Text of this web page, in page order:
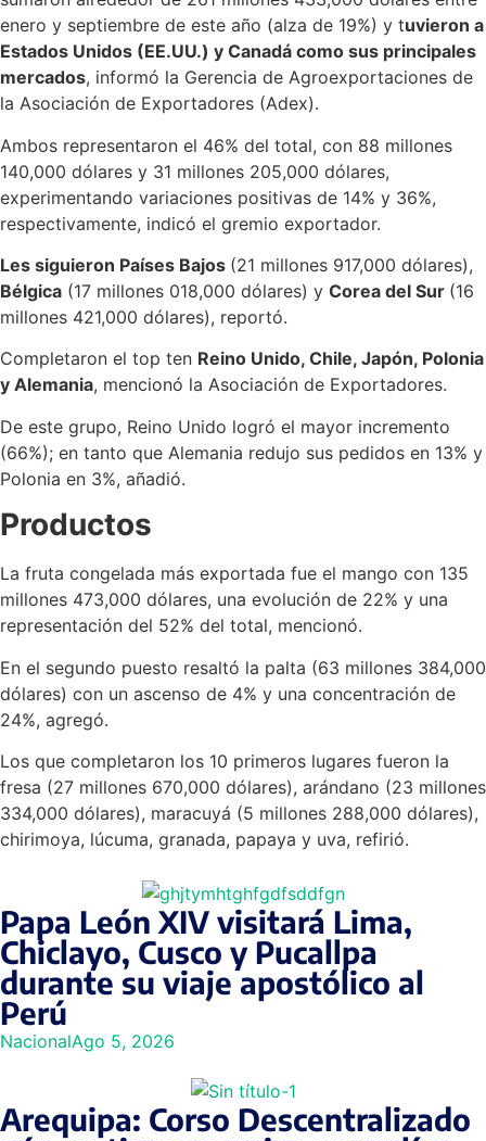
enero y septiembre de este año (alza de 19%) y tuvieron a
Estados Unidos (EE.UU.) y Canadá como sus principales
mercados, informó la Gerencia de Agroexportaciones de
la Asociación de Exportadores (Adex).
Ambos representaron el 46% del total, con 88 millones
140,000 dólares y 31 millones 205,000 dólares,
experimentando variaciones positivas de 14% y 36%,
respectivamente, indicó el gremio exportador.
Les siguieron Países Bajos (21 millones 917,000 dólares),
Bélgica (17 millones 018,000 dólares) y Corea del Sur (16
millones 421,000 dólares), reportó.
Completaron el top ten Reino Unido, Chile, Japón, Polonia
y Alemania, mencionó la Asociación de Exportadores.
De este grupo, Reino Unido logró el mayor incremento
(66%); en tanto que Alemania redujo sus pedidos en 13% y
Polonia en 3%, añadió.
Productos
La fruta congelada más exportada fue el mango con 135
millones 473,000 dólares, una evolución de 22% y una
representación del 52% del total, mencionó.
En el segundo puesto resaltó la palta (63 millones 384,000
dólares) con un ascenso de 4% y una concentración de
24%, agregó.
Los que completaron los 10 primeros lugares fueron la
fresa (27 millones 670,000 dólares), arándano (23 millones
334,000 dólares), maracuyá (5 millones 288,000 dólares),
chirimoya, lúcuma, granada, papaya y uva, refirió.
Papa León XIV visitará Lima,
Chiclayo, Cusco y Pucallpa
durante su viaje apostólico al
Perú
NacionalAgo 5, 2026
Arequipa: Corso Descentralizado